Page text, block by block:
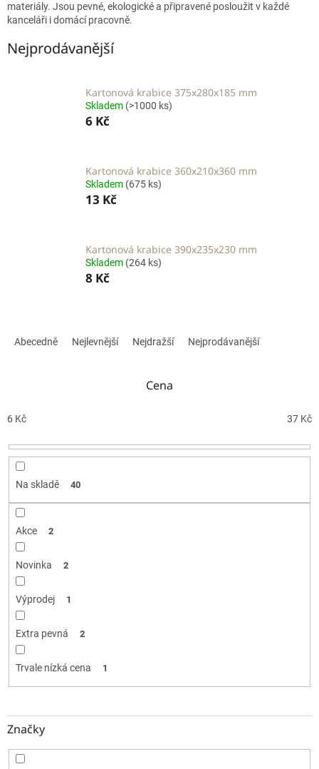
materiály. Jsou pevné, ekologické a připravené posloužit v každé
kanceláři i domácí pracovně.
Nejprodávanější
Kartonová krabice 375x280x185 mm
Skladem (>1000 ks)
6 Kč
Kartonová krabice 360x210x360 mm
Skladem (675 ks)
13 Kč
Kartonová krabice 390x235x230 mm
Skladem (264 ks)
8 Kč
p
o
Abecedně Nejlevnější Nejdražší Nejprodávanější
Cena
6 Kč 37 Kč
Na skladě 40
Akce 2
Novinka 2
Výprodej 1
Extra pevná 2
Trvale nízká cena 1
Značky